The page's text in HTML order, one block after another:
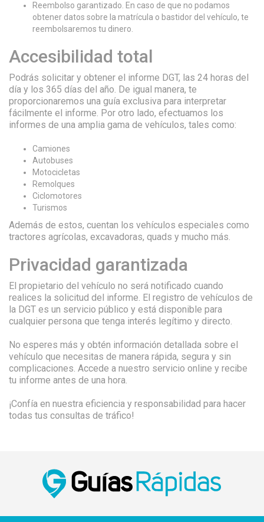
Reembolso garantizado. En caso de que no podamos
obtener datos sobre la matrícula o bastidor del vehículo, te
reembolsaremos tu dinero.
Accesibilidad total
Podrás solicitar y obtener el informe DGT, las 24 horas del
día y los 365 días del año. De igual manera, te
proporcionaremos una guía exclusiva para interpretar
fácilmente el informe. Por otro lado, efectuamos los
informes de una amplia gama de vehículos, tales como:
Camiones
Autobuses
Motocicletas
Remolques
Ciclomotores
Turismos
Además de estos, cuentan los vehículos especiales como
tractores agrícolas, excavadoras, quads y mucho más.
Privacidad garantizada
El propietario del vehículo no será notificado cuando
realices la solicitud del informe. El registro de vehículos de
la DGT es un servicio público y está disponible para
cualquier persona que tenga interés legítimo y directo.
No esperes más y obtén información detallada sobre el
vehículo que necesitas de manera rápida, segura y sin
complicaciones. Accede a nuestro servicio online y recibe
tu informe antes de una hora.
¡Confía en nuestra eficiencia y responsabilidad para hacer
todas tus consultas de tráfico!